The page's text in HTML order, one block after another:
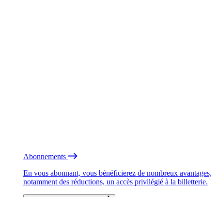
Abonnements
En vous abonnant, vous bénéficierez de nombreux avantages,
notamment des réductions, un accès privilégié à la billetterie.